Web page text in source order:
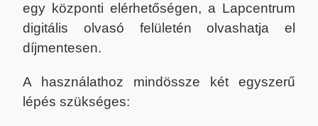
egy központi elérhetőségen, a Lapcentrum
digitális olvasó felületén olvashatja el
díjmentesen.
A használathoz mindössze két egyszerű
lépés szükséges: